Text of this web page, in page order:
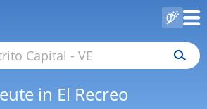
in El Recreo